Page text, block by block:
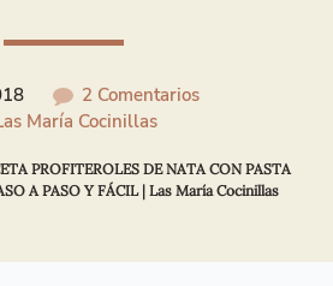
2 Comentarios
María Cocinillas
PROFITEROLES DE NATA CON PASTA
A PASO Y FÁCIL | Las María Cocinillas